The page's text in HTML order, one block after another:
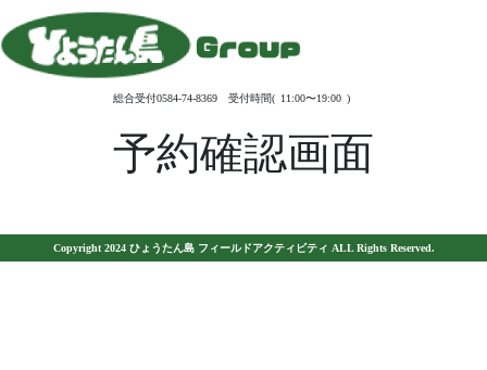
総合受付0584-74-8369 受付時間( 11:00〜19:00 )
予約確認画面
Copyright 2024 ひょうたん島 フィールドアクティビティ ALL Rights Reserved.